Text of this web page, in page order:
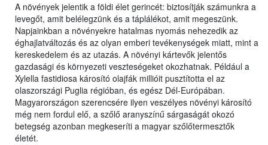
A növények jelentik a földi élet gerincét: biztosítják számunkra a
levegőt, amit belélegzünk és a táplálékot, amit megeszünk.
Napjainkban a növényekre hatalmas nyomás nehezedik az
éghajlatváltozás és az olyan emberi tevékenységek miatt, mint a
kereskedelem és az utazás. A növényi kártevők jelentős
gazdasági és környezeti veszteségeket okozhatnak. Például a
Xylella fastidiosa károsító olajfák millióit pusztította el az
olaszországi Puglia régióban, és egész Dél-Európában.
Magyarországon szerencsére ilyen veszélyes növényi károsító
még nem fordul elő, a szőlő aranyszínű sárgaságát okozó
betegség azonban megkeseríti a magyar szőlőtermesztők
életét.